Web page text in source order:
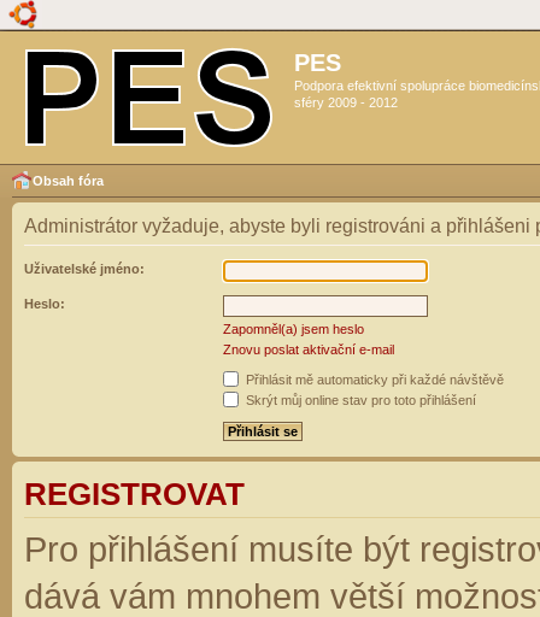
PES
Podpora efektivní spolupráce
sféry 2009 - 2012
Obsah fóra
Administrátor vyžaduje, abyste byli registrováni a přihlášeni
Uživatelské jméno:
Heslo:
Zapomněl(a) jsem heslo
Znovu poslat aktivační e-mail
Přihlásit mě automaticky při každé návštěvě
Skrýt můj online stav pro toto přihlášení
REGISTROVAT
Pro přihlášení musíte být
dává vám mnohem větší